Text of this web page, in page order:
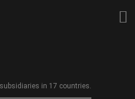
in 17 countries.